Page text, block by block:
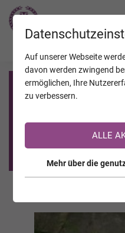
Registrierung
Sie sind noch nicht
>> zur
Auf unserer Webseite
davon werden zwingend
ermöglichen, Ihre
zu verbessern.
ALLE
Mehr über die
JAHRESTAGE